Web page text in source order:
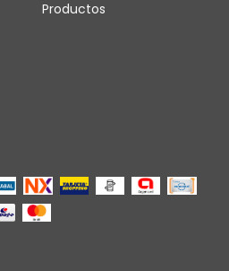
Productos